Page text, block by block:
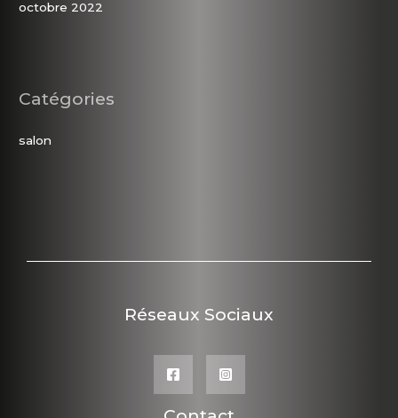
octobre 2022
Catégories
salon
Réseaux Sociaux